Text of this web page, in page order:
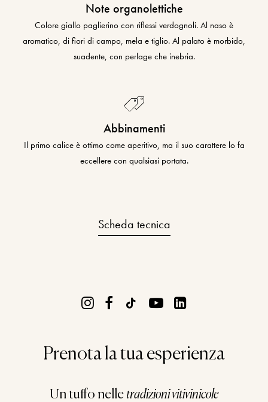
Note organolettiche
Colore giallo paglierino con riflessi verdognoli. Al naso è
aromatico, di fiori di campo, mela e tiglio. Al palato è morbido,
suadente, con perlage che inebria.
Abbinamenti
Il primo calice è ottimo come aperitivo, ma il suo carattere lo fa
eccellere con qualsiasi portata.
Scheda tecnica
Prenota la tua esperienza
Un tuffo nelle tradizioni vitivinicole